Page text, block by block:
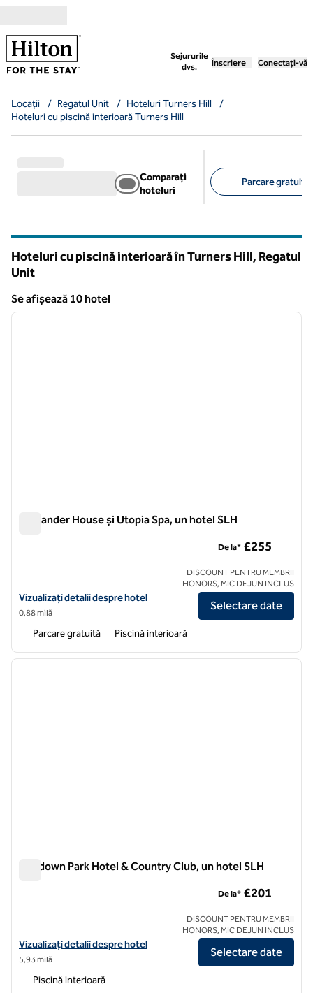
Sejururile
dvs.
, deschide o filă nouă
Înscriere Conectați-vă
Locații / Regatul Unit / Hoteluri Turners Hill
/
Hoteluri cu piscină interioară Turners Hill
Comparați
hoteluri
Parcare gratuită
Hoteluri cu piscină interioară în Turners Hill, Regatul
Unit
Se afișează 10 hotel
Se afișează 10 hotel
1 din 8
Alexander House și Utopia Spa, un hotel SLH
Vizualizați detaliile hotelului pentru Alexander House și Utopia Spa,
Vizualizați detalii despre hotel
0,88 milă
De la* £255
DISCOUNT PENTRU MEMBRII
HONORS, MIC DEJUN INCLUS
Selectare date
Parcare gratuită Piscină interioară
1 din 10
Ashdown Park Hotel & Country Club, un hotel SLH
Vizualizați detaliile hotelului pentru Ashdown Park Hotel & Country
Vizualizați detalii despre hotel
5,93 milă
De la* £201
DISCOUNT PENTRU MEMBRII
HONORS, MIC DEJUN INCLUS
Selectare date
Piscină interioară